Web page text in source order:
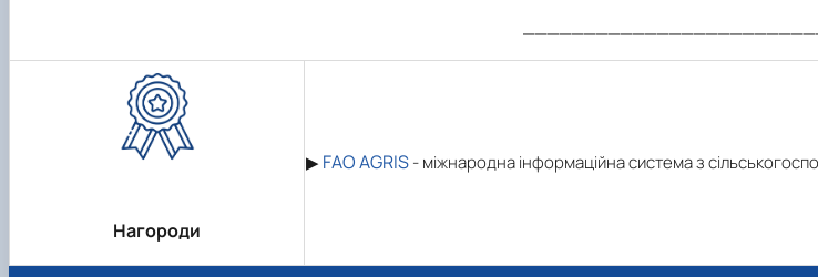
Нагороди
▶ FAO AGRIS- міжнародна інформаційна система з